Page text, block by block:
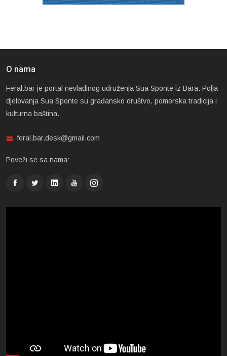
O nama
Feral.bar je portal nevladinog udruženja Sua Sponte iz Bara. Polja
djelovanja Sua Sponte su građansko društvo, pomorska tradicija i
kulturna baština.
feral.bar.desk@gmail.com
Poveži se sa nama: